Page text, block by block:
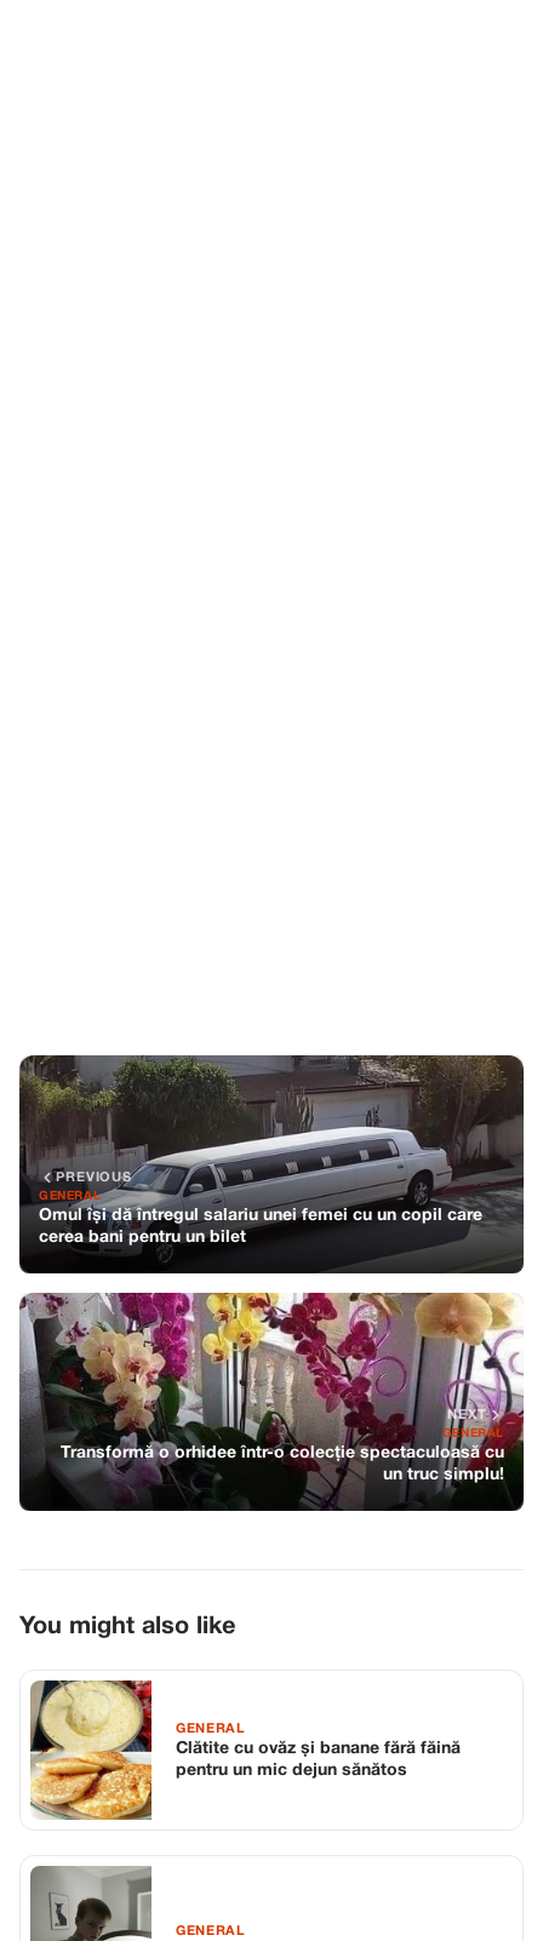
PREVIOUS
GENERAL
Omul își dă întregul salariu unei femei cu un copil care
cerea bani pentru un bilet
NEXT
GENERAL
Transformă o orhidee într-o colecție spectaculoasă cu
un truc simplu!
You might also like
GENERAL
Clătite cu ovăz și banane fără făină
pentru un mic dejun sănătos
GENERAL